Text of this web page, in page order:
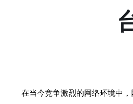
在当今竞争激烈的网络环境中